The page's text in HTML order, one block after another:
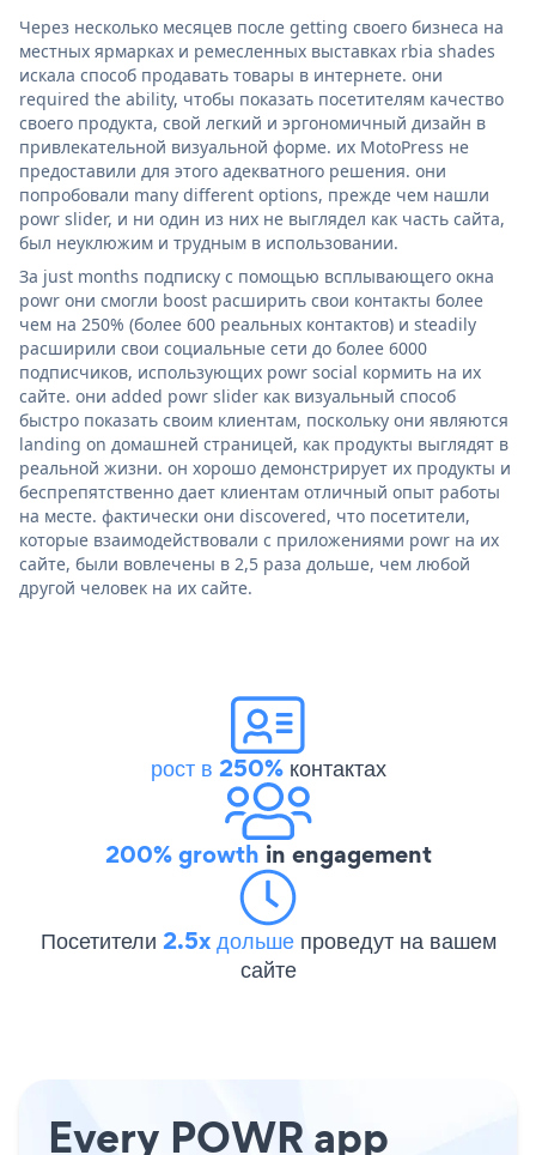
Через несколько месяцев после getting своего бизнеса на
местных ярмарках и ремесленных выставках rbia shades
искала способ продавать товары в интернете. они
required the ability, чтобы показать посетителям качество
своего продукта, свой легкий и эргономичный дизайн в
привлекательной визуальной форме. их MotoPress не
предоставили для этого адекватного решения. они
попробовали many different options, прежде чем нашли
powr slider, и ни один из них не выглядел как часть сайта,
был неуклюжим и трудным в использовании.
За just months подписку с помощью всплывающего окна
powr они смогли boost расширить свои контакты более
чем на 250% (более 600 реальных контактов) и steadily
расширили свои социальные сети до более 6000
подписчиков, использующих powr social кормить на их
сайте. они added powr slider как визуальный способ
быстро показать своим клиентам, поскольку они являются
landing on домашней страницей, как продукты выглядят в
реальной жизни. он хорошо демонстрирует их продукты и
беспрепятственно дает клиентам отличный опыт работы
на месте. фактически они discovered, что посетители,
которые взаимодействовали с приложениями powr на их
сайте, были вовлечены в 2,5 раза дольше, чем любой
другой человек на их сайте.
рост в 250%контактах
200% growth in engagement
Посетители 2.5x дольше проведут на вашем
сайте
Every POWR app